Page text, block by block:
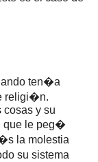
ten�a
religi�n.
cosas y su
que le peg�
la molestia
su sistema